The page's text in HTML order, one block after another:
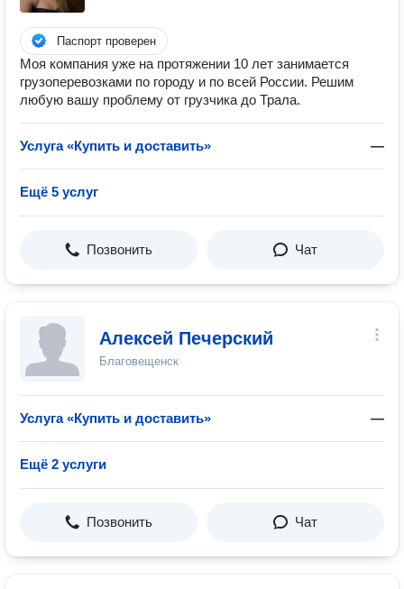
Паспорт проверен
Моя компания уже на протяжении 10 лет занимается
грузоперевозками по городу и по всей России. Решим
любую вашу проблему от грузчика до Трала.
Услуга «Купить и доставить» —
Ещё 5 услуг
Позвонить Чат
Алексей Печерский
Благовещенск
Услуга «Купить и доставить» —
Ещё 2 услуги
Позвонить Чат